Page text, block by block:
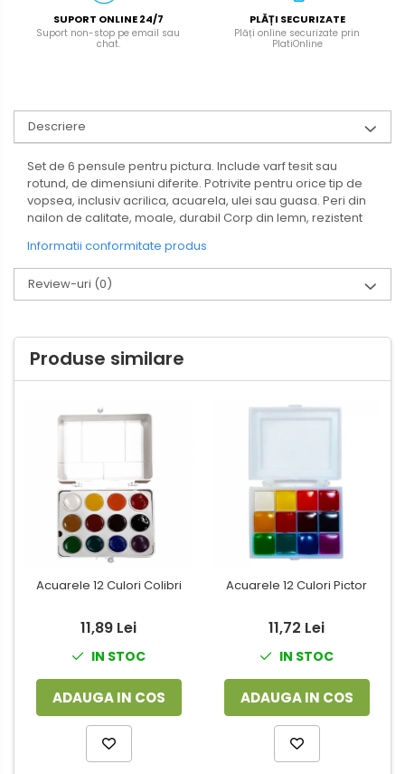
SUPORT ONLINE 24/7
Suport non-stop pe email sau
chat.
PLĂȚI SECURIZATE
Plăți online securizate prin
PlatiOnline
Descriere
Set de 6 pensule pentru pictura. Include varf tesit sau
rotund, de dimensiuni diferite. Potrivite pentru orice tip de
vopsea, inclusiv acrilica, acuarela, ulei sau guasa. Peri din
nailon de calitate, moale, durabil Corp din lemn, rezistent
Informatii conformitate produs
Review-uri (0)
Produse similare
Acuarele 12 Culori Colibri
11,89 Lei
IN STOC
ADAUGA IN COS
Acuarele 12 Culori Pictor
11,72 Lei
IN STOC
ADAUGA IN COS